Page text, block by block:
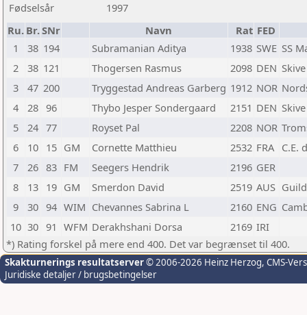
Fødselsår
1997
Ru. Br.SNr Navn Rat FED
1
38 194 Subramanian Aditya 1938 SWE SS
2
38 121 Thogersen Rasmus 2098 DEN Skive
3
47 200 Tryggestad Andreas Garberg 1912 NOR
4
28 96 Thybo Jesper Sondergaard 2151 DEN Skive
5
24 77 Royset Pal 2208 NOR
6
10 15 GM Cornette Matthieu 2532 FRA C.E.
7
26 83 FM Seegers Hendrik 2196 GER
8
13 19 GM Smerdon David 2519 AUS
9
30 94 WIM Chevannes Sabrina L 2160 ENG
10 30 91 WFM Derakhshani Dorsa 2169 IRI
*) Rating forskel på mere end 400. Det var begrænset til 400.
Skakturnerings resultatserver© 2006-2026 Heinz Herzog, CMS-
Juridiske detaljer / brugsbetingelser